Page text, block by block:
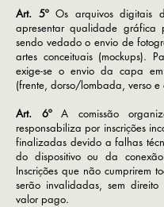
Art. 5ºOs arquivos digitais
apresentar qualidade gráfica
sendo vedado o envio de
artes conceituais (mockups).
exige-se o envio da capa
(frente, dorso/lombada, verso e
Art. 6ºA comissão
responsabiliza por inscrições
finalizadas devido a falhas
do dispositivo ou da
Inscrições que não cumprirem
serão invalidadas, sem
valor pago.